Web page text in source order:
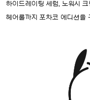
하이드레이팅 세럼, 노워시
헤어롤까지 포차코 에디션을